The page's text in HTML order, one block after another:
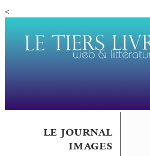
<
le journal
images